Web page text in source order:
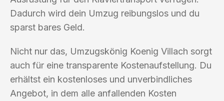
Dadurch wird dein Umzug reibungslos und du
sparst bares Geld.
Nicht nur das, Umzugskönig Koenig Villach sorgt
auch für eine transparente Kostenaufstellung. Du
erhältst ein kostenloses und unverbindliches
Angebot, in dem alle anfallenden Kosten